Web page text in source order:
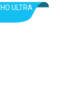
ULTRA